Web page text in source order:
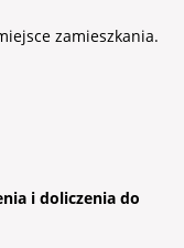
zamieszkania.
i doliczenia do